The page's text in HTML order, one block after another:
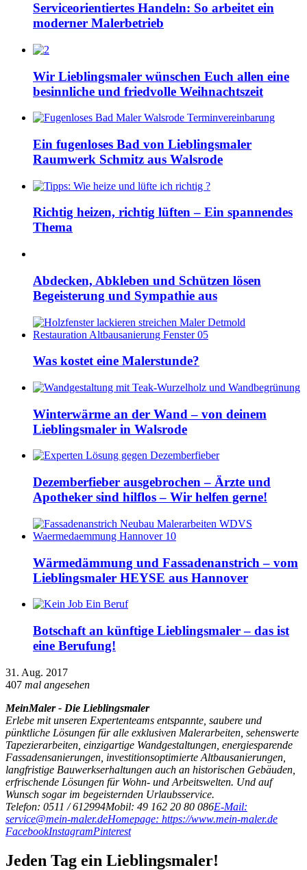
Serviceorientiertes Handeln: So arbeitet ein
moderner Malerbetrieb
Wir Lieblingsmaler wünschen Euch allen eine
besinnliche und friedvolle Weihnachtszeit
Ein fugenloses Bad von Lieblingsmaler
Raumwerk Schmitz aus Walsrode
Richtig heizen, richtig lüften – Ein spannendes
Thema
Abdecken, Abkleben und Schützen lösen
Begeisterung und Sympathie aus
Was kostet eine Malerstunde?
Winterwärme an der Wand – von deinem
Lieblingsmaler in Walsrode
Dezemberfieber ausgebrochen – Ärzte und
Apotheker sind hilflos – Wir helfen gerne!
Wärmedämmung und Fassadenanstrich – vom
Lieblingsmaler HEYSE aus Hannover
Botschaft an künftige Lieblingsmaler – das ist
eine Berufung!
31. Aug. 2017
407 mal angesehen
MeinMaler - Die Lieblingsmaler
Erlebe mit unseren Expertenteams entspannte, saubere und
pünktliche Lösungen für alle exklusiven Malerarbeiten, sehenswerte
Tapezierarbeiten, einzigartige Wandgestaltungen, energiesparende
Fassadensanierungen, investitionsoptimierte Altbausanierungen,
langfristige Bauwerkserhaltungen auch an historischen Gebäuden,
erfrischende Lösungen für Wohn- und Arbeitswelten. Und auf
Wunsch sogar im begeisternden Urlaubsservice.
Telefon: 0511 / 612994Mobil: 49 162 20 80 086E-Mail:
service@mein-maler.deHomepage: https://www.mein-maler.de
FacebookInstagramPinterest
Jeden Tag ein Lieblingsmaler!